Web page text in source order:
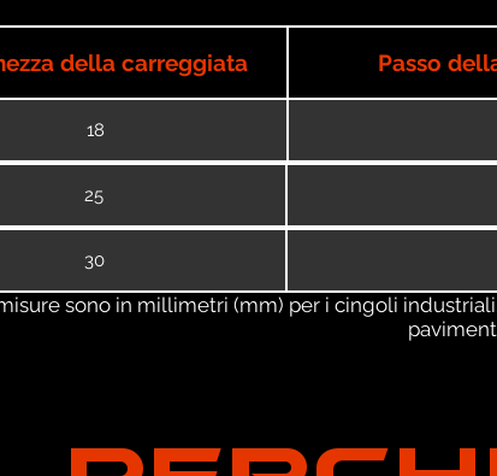
della carreggiata Passo
18
25
30
sono in millimetri (mm) per i cingoli